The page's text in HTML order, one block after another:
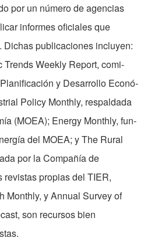
por un número de agencias
informes oficiales que
publicaciones incluyen:
Trends Weekly Report, comi­
y Desarrollo Econó­
Policy Monthly, respaldada
(MOEA); Energy Monthly, fun­
del MOEA; y The Rural
por la Com­pañía de
revis­tas propias del TIER,
Monthly, y Annual Survey of
son recur­sos bien